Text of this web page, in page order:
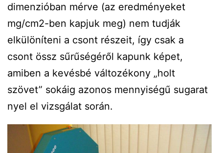
dimenzióban mérve (az eredményeket
mg/cm2-ben kapjuk meg) nem tudják
elkülöníteni a csont részeit, így csak a
csont össz sűrűségéről kapunk képet,
amiben a kevésbé változékony „holt
szövet” sokáig azonos mennyiségű sugarat
nyel el vizsgálat során.